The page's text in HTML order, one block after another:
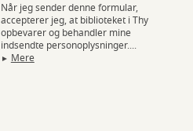
Når jeg sender denne formular,
accepterer jeg, at biblioteket i Thy
opbevarer og behandler mine
indsendte personoplysninger....
Mere